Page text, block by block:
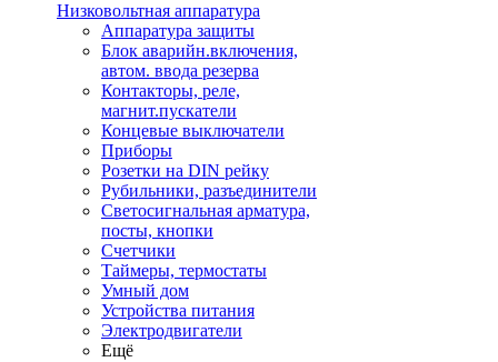
Низковольтная аппаратура
Аппаратура защиты
Блок аварийн.включения,
автом. ввода резерва
Контакторы, реле,
магнит.пускатели
Концевые выключатели
Приборы
Розетки на DIN рейку
Рубильники, разъединители
Светосигнальная арматура,
посты, кнопки
Счетчики
Таймеры, термостаты
Умный дом
Устройства питания
Электродвигатели
Ещё